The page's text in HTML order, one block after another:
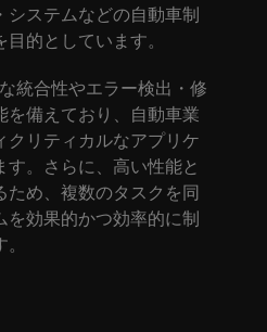
システムなどの自動車制
的としています。
統合性やエラー検出・修
を備えており、自動車業
クリティカルなアプリケ
。さらに、高い性能と
ため、複数のタスクを同
を効果的かつ効率的に制